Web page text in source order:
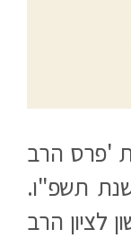
'פרס הרב
תשפ"ו.
לציון הרב